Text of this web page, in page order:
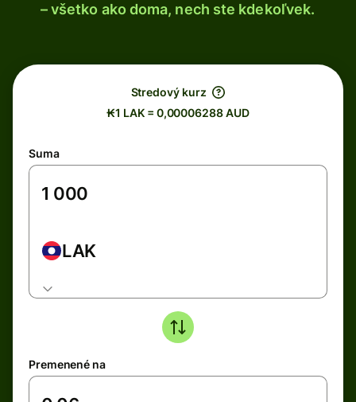
– všetko ako doma, nech ste kdekoľvek.
Stredový kurz
₭1 LAK = 0,00006288 AUD
Suma
LAK
Premenené na